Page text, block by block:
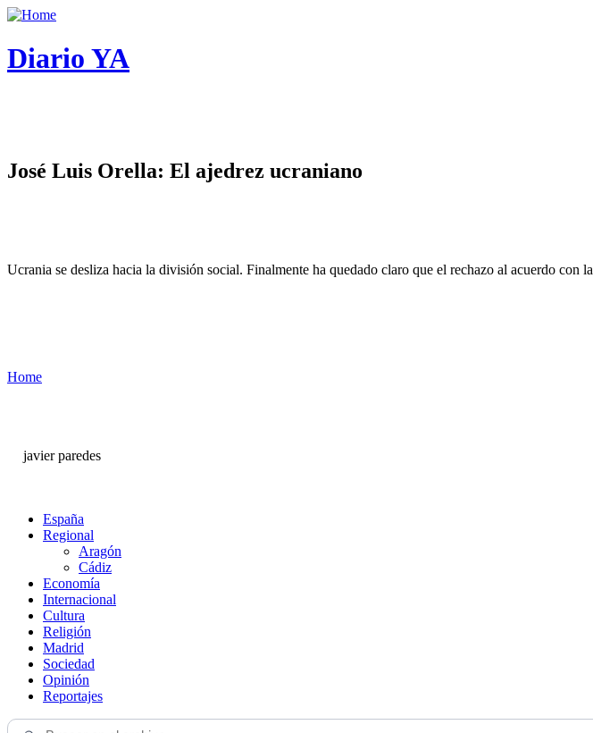
Diario YA
José Luis Orella: El ajedrez ucraniano
Ucrania se desliza hacia la división social. Finalmente ha quedado claro que el rechazo al acuerdo con
Home
javier paredes
España
Regional
Aragón
Cádiz
Economía
Internacional
Cultura
Religión
Madrid
Sociedad
Opinión
Reportajes